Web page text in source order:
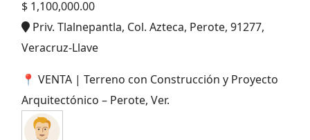
$ 1,100,000.00
Priv. Tlalnepantla, Col. Azteca, Perote, 91277,
Veracruz-Llave
📍 VENTA | Terreno con Construcción y Proyecto
Arquitectónico – Perote, Ver.